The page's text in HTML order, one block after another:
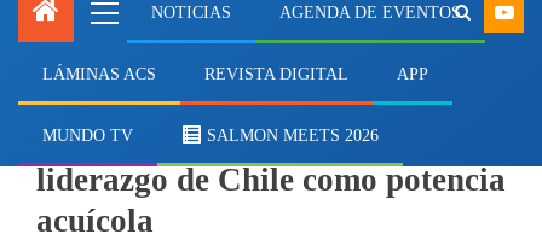
NOTICIAS AGENDA DE EVENTOS
LÁMINAS ACS REVISTA DIGITAL APP
MUNDO TV SALMON MEETS 2026
Consejo del Salmón impulsa
liderazgo de Chile como potencia
acuícola